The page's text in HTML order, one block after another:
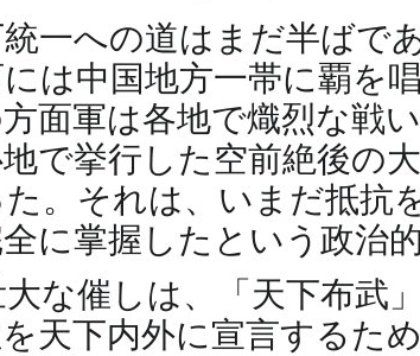
一への道はまだ半ばで
は中国地方一帯に覇を
面軍は各地で熾烈な戦
で挙行した空前絶後の
。それは、いまだ抵抗
に掌握したという政治
大な催しは、「天下布武
天下内外に宣言するた